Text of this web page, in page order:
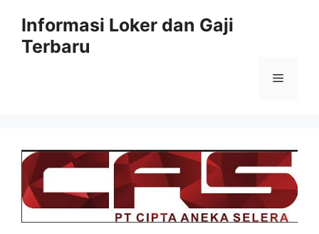
content
Informasi Loker dan Gaji
Terbaru
Menu